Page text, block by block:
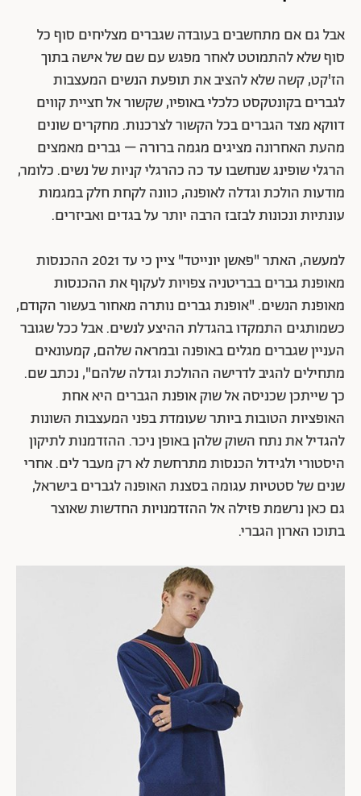
מרי קייט ואשלי אולסן | צילום: GettyImages
החשבון הכללי
אבל גם אם מתחשבים בעובדה שגברים מצליחים סוף כל
סוף שלא להתמוטט לאחר מפגש עם שם של אישה בתוך
הז'קט, קשה שלא להציב את תופעת הנשים המעצבות
לגברים בקונטקסט כלכלי באופיו, שקשור אל חציית קווים
דווקא מצד הגברים בכל הקשור לצרכנות. מחקרים שונים
מהעת האחרונה מציגים מגמה ברורה – גברים מאמצים
הרגלי שופינג שנחשבו עד כה כהרגלי קניות של נשים. כלומר,
מודעות הולכת וגדלה לאופנה, כוונה לקחת חלק במגמות
עונתיות ונכונות לבזבז הרבה יותר על בגדים ואביזרים.
למעשה, האתר "פאשן יונייטד" ציין כי עד 2021 ההכנסות
מאופנת גברים בבריטניה צפויות לעקוף את ההכנסות
מאופנת הנשים. "אופנת גברים נותרה מאחור בעשור הקודם,
העניין שגברים מגלים באופנה ובמראה שלהם, קמעונאים
מתחילים להגיב לדרישה ההולכת וגדלה שלהם", נכתב שם.
כך שייתכן שכניסה אל שוק אופנת הגברים היא אחת
האופציות הטובות ביותר שעומדת בפני המעצבות השונות
להגדיל את נתח השוק שלהן באופן ניכר. ההזדמנות לתיקון
היסטורי ולגידול הכנסות מתרחשת לא רק מעבר לים. אחרי
שנים של סטטיות עגומה בסצנת האופנה לגברים בישראל,
גם כאן נרשמת פזילה אל ההזדמנויות החדשות שאוצר